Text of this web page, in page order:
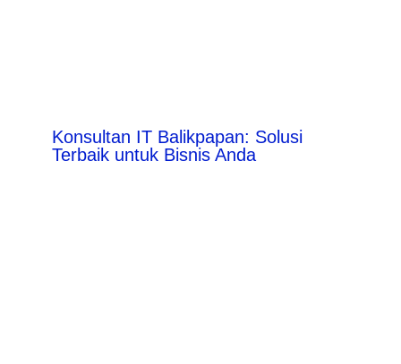
Konsultan IT Balikpapan: Solusi
Terbaik untuk Bisnis Anda